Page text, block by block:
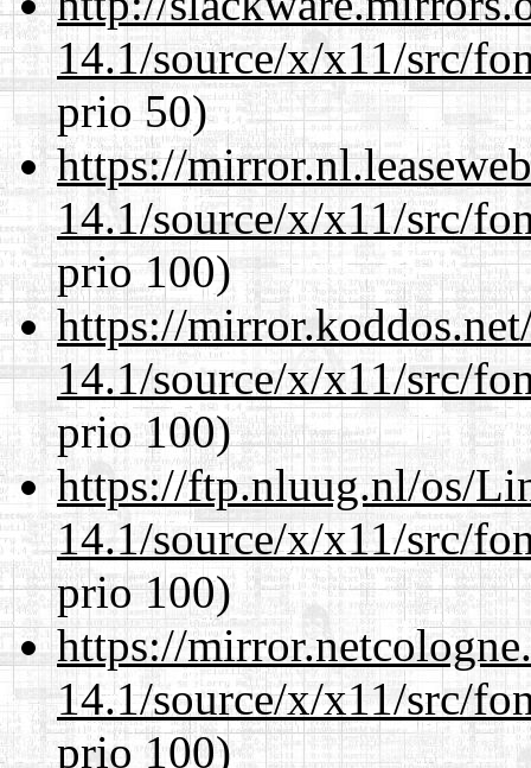
14.1/source/x/x11/src/
prio 50)
https://
14.1/source/x/x11/src/
prio 100)
https://
14.1/source/x/x11/src/
prio 100)
https://ftp.nluug.nl/os/
14.1/source/x/x11/src/
prio 100)
https://
14.1/source/x/x11/src/
prio 100)